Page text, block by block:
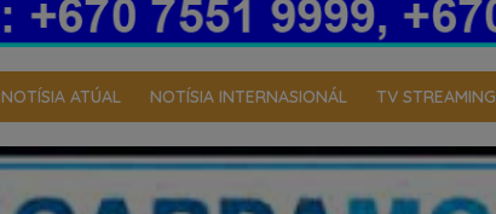
NOTÍSIA ATÚAL NOTÍSIA INTERNASIONÁL TV STREAMING